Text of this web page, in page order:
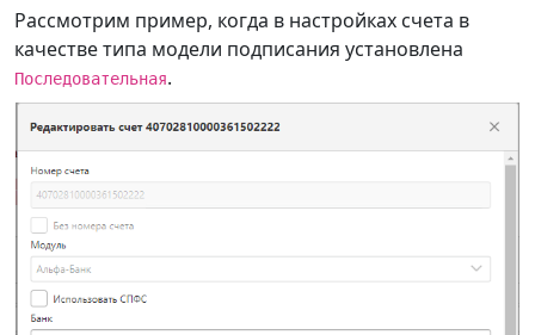
Рассмотрим пример, когда в настройках счета в
качестве типа модели подписания установлена
Последовательная.